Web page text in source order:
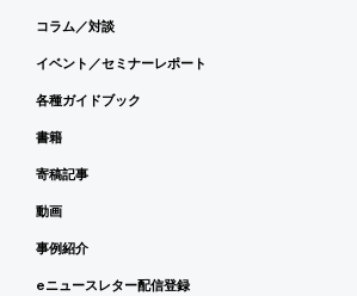
コラム／対談
イベント／セミナーレポート
各種ガイドブック
書籍
寄稿記事
動画
事例紹介
eニュースレター配信登録